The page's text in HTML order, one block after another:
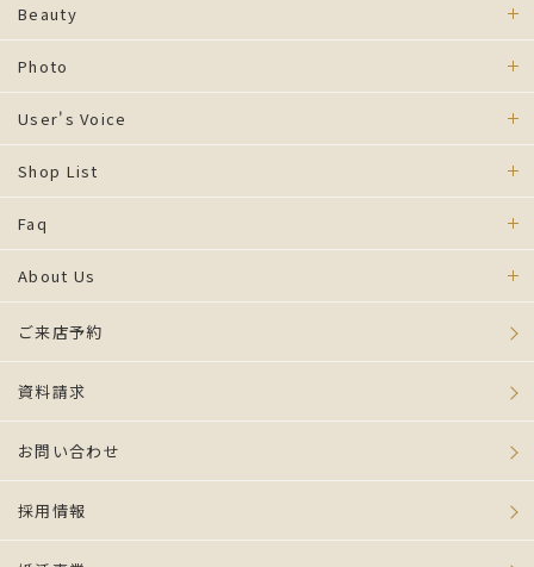
Beauty
Photo
User's Voice
Shop List
Faq
About Us
ご来店予約
資料請求
お問い合わせ
採用情報